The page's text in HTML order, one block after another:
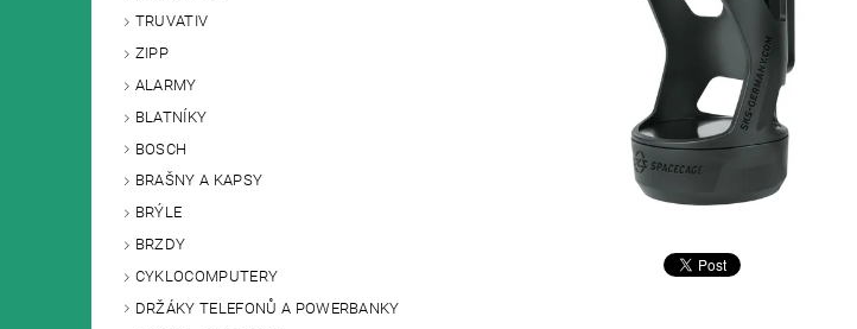
TRUVATIV
ZIPP
ALARMY
BLATNÍKY
BOSCH
BRAŠNY A KAPSY
BRÝLE
BRZDY
CYKLOCOMPUTERY
DRŽÁKY TELEFONŮ A POWERBANKY